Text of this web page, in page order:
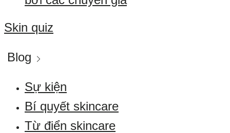
Skin quiz
Blog
Sự kiện
Bí quyết skincare
Từ điển skincare